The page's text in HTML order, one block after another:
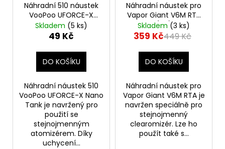
Náhradní 510 náustek
VooPoo UFORCE-X
Nano Tank 1ks
Skladem (5 ks)
49 Kč
DO KOŠÍKU
Náhradní náustek 510
VooPoo UFORCE-X Nano
Tank je navržený pro
použití se
stejnojmenným
atomizérem. Díky
uchycení...
Náhradní náustek pro
Vapor Giant V6M RTA
(1ks)
Skladem (3 ks)
359 Kč449 Kč
DO KOŠÍKU
Náhradní náustek pro
Vapor Giant V6M RTA je
navržen speciálně pro
stejnojmenný
clearomizér. Lze ho
použít také s...